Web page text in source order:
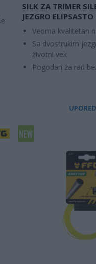
SILK ZA TRIMER
JEZGRO
Veoma kvalitetan
Sa dvostrukim
životni vek
Pogodan za rad